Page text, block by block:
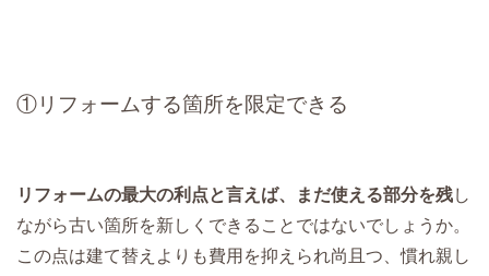
①リフォームする箇所を限定できる
リフォームの最大の利点と言えば、まだ使える部分を残し
ながら古い箇所を新しくできることではないでしょうか。
この点は建て替えよりも費用を抑えられ尚且つ、慣れ親し